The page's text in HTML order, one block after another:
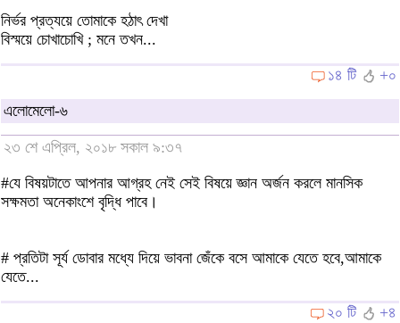
নির্ভর প্রত্যয়ে তোমাকে হঠাৎ দেখা
বিস্ময়ে চোখাচোখি ; মনে তখন...
১৪ টি
+০
এলোমেলো-৬
২৩ শে এপ্রিল, ২০১৮ সকাল ৯:৩৭
#যে বিষয়টাতে আপনার আগ্রহ নেই সেই বিষয়ে জ্ঞান অর্জন করলে মানসিক
সক্ষমতা অনেকাংশে বৃদ্ধি পাবে।
# প্রতিটা সূর্য ডোবার মধ্যে দিয়ে ভাবনা জেঁকে বসে আমাকে যেতে হবে,আমাকে
যেতে...
২০ টি
+৪